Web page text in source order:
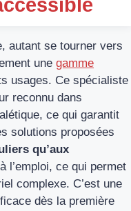
autant se tourner vers
une gamme
usages. Ce spécialiste
reconnu dans
ce qui garantit
solutions proposées
qu’aux
l’emploi, ce qui permet
complexe. C’est une
dès la première